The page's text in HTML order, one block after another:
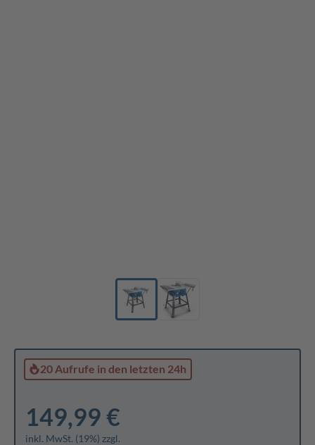
20 Aufrufe in den letzten 24h
149,99 €
inkl. MwSt. (19%) zzgl.